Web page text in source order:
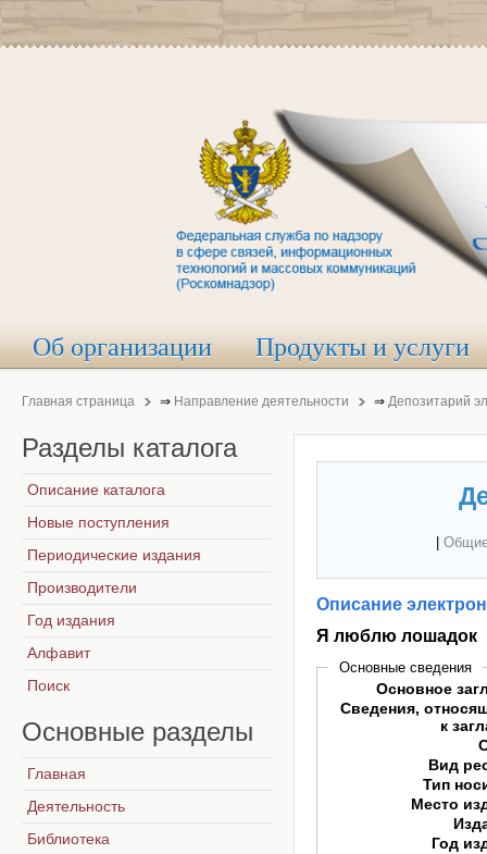
Об организации Продукты и услуги
Главная страница ⇒ Направление деятельности ⇒ Депозитарий
Описание
Я люблю лошадок
Основные сведения
Основное
Сведения,
к
Вид
Тип
Место
Год
Разделы каталога
Описание каталога
Новые поступления
Периодические издания
Производители
Год издания
Алфавит
Поиск
Основные разделы
Главная
Деятельность
Библиотека